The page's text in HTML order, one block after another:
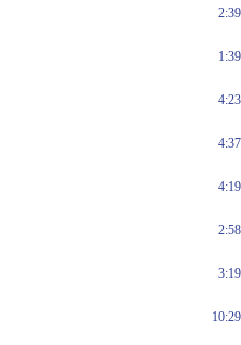
2:39
1:39
4:23
4:37
4:19
2:58
3:19
10:29